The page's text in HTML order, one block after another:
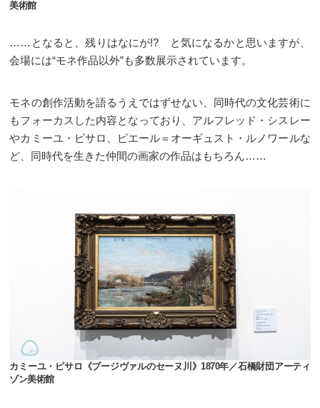
美術館
……となると、残りはなにが!? と気になるかと思いますが、
会場には“モネ作品以外”も多数展示されています。
モネの創作活動を語るうえではずせない、同時代の文化芸術に
もフォーカスした内容となっており、アルフレッド・シスレー
やカミーユ・ピサロ、ピエール＝オーギュスト・ルノワールな
ど、同時代を生きた仲間の画家の作品はもちろん……
カミーユ・ピサロ《ブージヴァルのセーヌ川》1870年／石橋財団アーティ
ゾン美術館